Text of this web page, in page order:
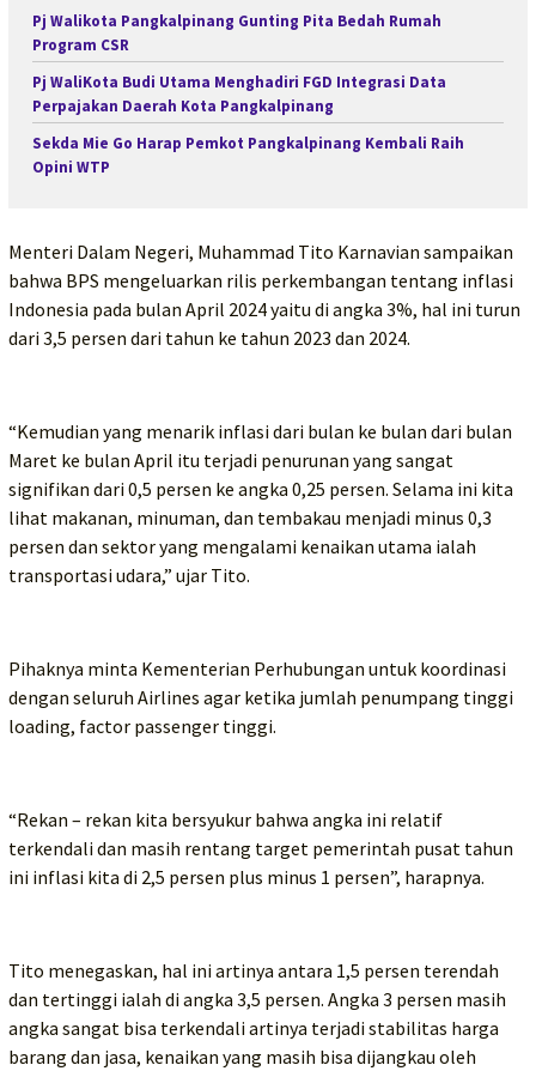
Pj Walikota Pangkalpinang Gunting Pita Bedah Rumah
Program CSR
Pj WaliKota Budi Utama Menghadiri FGD Integrasi Data
Perpajakan Daerah Kota Pangkalpinang
Sekda Mie Go Harap Pemkot Pangkalpinang Kembali Raih
Opini WTP
Menteri Dalam Negeri, Muhammad Tito Karnavian sampaikan
bahwa BPS mengeluarkan rilis perkembangan tentang inflasi
Indonesia pada bulan April 2024 yaitu di angka 3%, hal ini turun
dari 3,5 persen dari tahun ke tahun 2023 dan 2024.
“Kemudian yang menarik inflasi dari bulan ke bulan dari bulan
Maret ke bulan April itu terjadi penurunan yang sangat
signifikan dari 0,5 persen ke angka 0,25 persen. Selama ini kita
lihat makanan, minuman, dan tembakau menjadi minus 0,3
persen dan sektor yang mengalami kenaikan utama ialah
transportasi udara,” ujar Tito.
Pihaknya minta Kementerian Perhubungan untuk koordinasi
dengan seluruh Airlines agar ketika jumlah penumpang tinggi
loading, factor passenger tinggi.
“Rekan – rekan kita bersyukur bahwa angka ini relatif
terkendali dan masih rentang target pemerintah pusat tahun
ini inflasi kita di 2,5 persen plus minus 1 persen”, harapnya.
Tito menegaskan, hal ini artinya antara 1,5 persen terendah
dan tertinggi ialah di angka 3,5 persen. Angka 3 persen masih
angka sangat bisa terkendali artinya terjadi stabilitas harga
barang dan jasa, kenaikan yang masih bisa dijangkau oleh